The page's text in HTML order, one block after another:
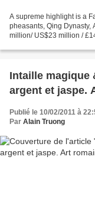
A supreme highlight is a
pheasants, Qing Dynasty,
million/ US$23 million /
Intaille magique
argent et jaspe.
Publié le 10/02/2011 à
Par Alain Truong